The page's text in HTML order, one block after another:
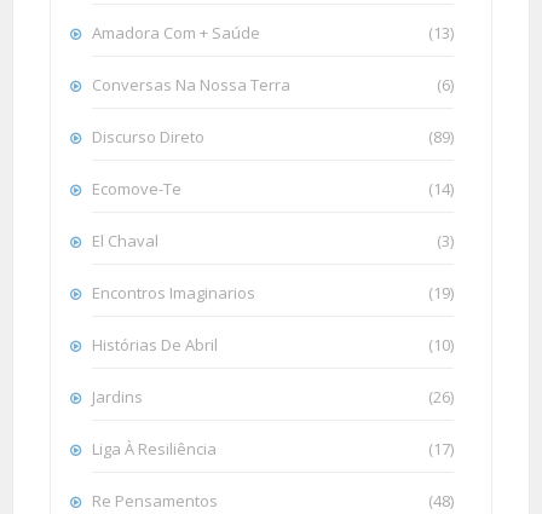
Amadora Com + Saúde (13)
Conversas Na Nossa Terra (6)
Discurso Direto (89)
Ecomove-Te (14)
El Chaval (3)
Encontros Imaginarios (19)
Histórias De Abril (10)
Jardins (26)
Liga À Resiliência (17)
Re Pensamentos (48)